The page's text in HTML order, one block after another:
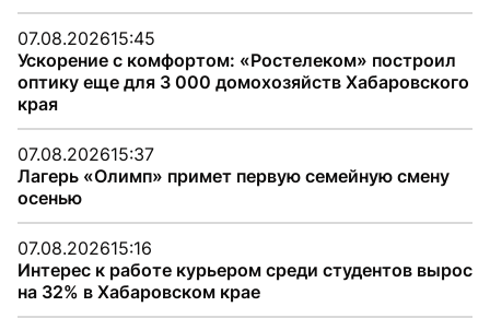
07.08.202615:45
Ускорение с комфортом: «Ростелеком» построил
оптику еще для 3 000 домохозяйств Хабаровского
края
07.08.202615:37
Лагерь «Олимп» примет первую семейную смену
осенью
07.08.202615:16
Интерес к работе курьером среди студентов вырос
на 32% в Хабаровском крае